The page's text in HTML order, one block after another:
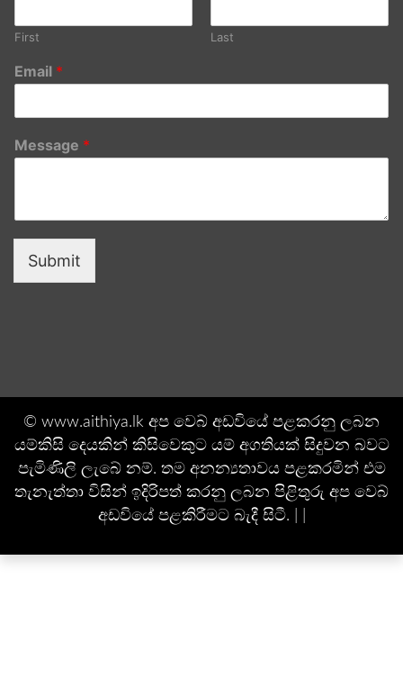
First Last
Email *
Message *
Submit
© www.aithiya.lk අප වෙබ් අඩවියේ පළකරනු ලබන
යම්කිසි දෙයකින් කිසිවෙකුට යම් අගතියක් සිදුවන බවට
පැමිණිලි ලැබේ නම්. තම අනන්‍යතාවය පළකරමින් එම
තැනැත්තා විසින් ඉදිරිපත් කරනු ලබන පිළිතුරු අප වෙබ්
අඩවියේ පළකිරීමට බැදී සිටී. | |